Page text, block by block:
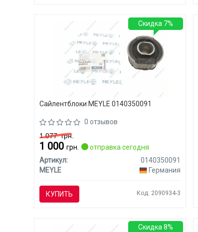
Сайлентблоки MEYLE 0140350091
0 отзывов
1 077грн.
1 000 грн.
отправка сегодня
Артикул:
0140350091
MEYLE
Германия
КУПИТЬ Код: 2090934-3
Скидка 7%
Скидка 8%